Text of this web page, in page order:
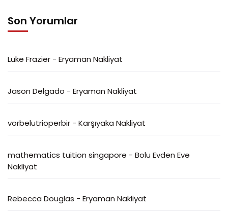
Son Yorumlar
Luke Frazier - Eryaman Nakliyat
Jason Delgado - Eryaman Nakliyat
vorbelutrioperbir - Karşıyaka Nakliyat
mathematics tuition singapore - Bolu Evden Eve
Nakliyat
Rebecca Douglas - Eryaman Nakliyat